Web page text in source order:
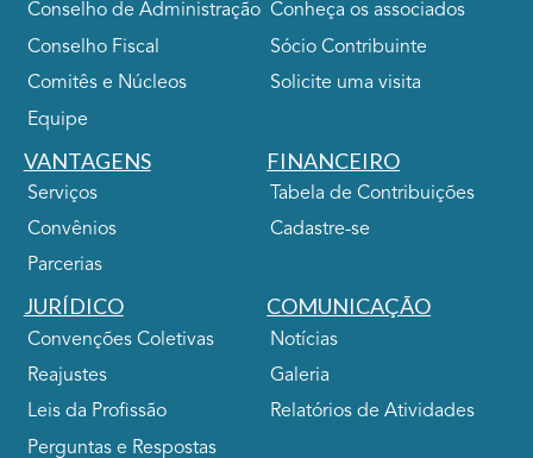
Conselho de Administração
Conselho Fiscal
Comitês e Núcleos
Equipe
Conheça os associados
Sócio Contribuinte
Solicite uma visita
VANTAGENS
Serviços
Convênios
Parcerias
FINANCEIRO
Tabela de Contribuições
Cadastre-se
JURÍDICO
Convenções Coletivas
Reajustes
Leis da Profissão
Perguntas e Respostas
COMUNICAÇÃO
Notícias
Galeria
Relatórios de Atividades